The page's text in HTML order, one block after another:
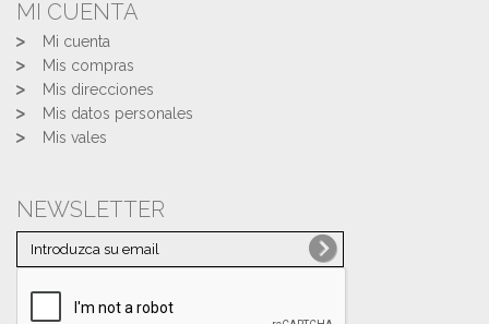
MI CUENTA
Mi cuenta
Mis compras
Mis direcciones
Mis datos personales
Mis vales
NEWSLETTER